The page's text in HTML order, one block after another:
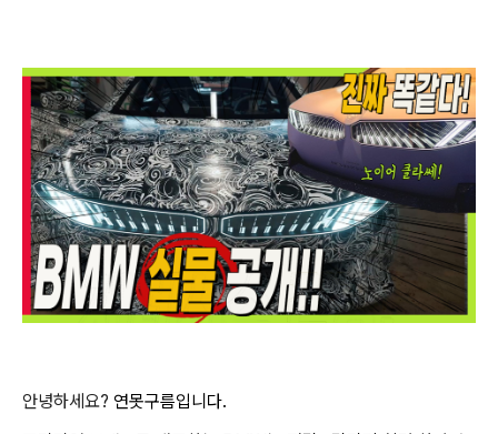
안녕하세요? 연못구름입니다.